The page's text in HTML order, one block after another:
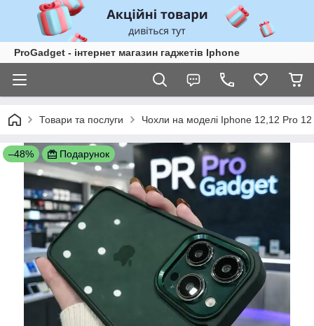
ProGadget - iнтернет магазин гаджетів Iphone
Товари та послуги Чохли на моделі Iphone 12,12 Pro
–48% Подарунок